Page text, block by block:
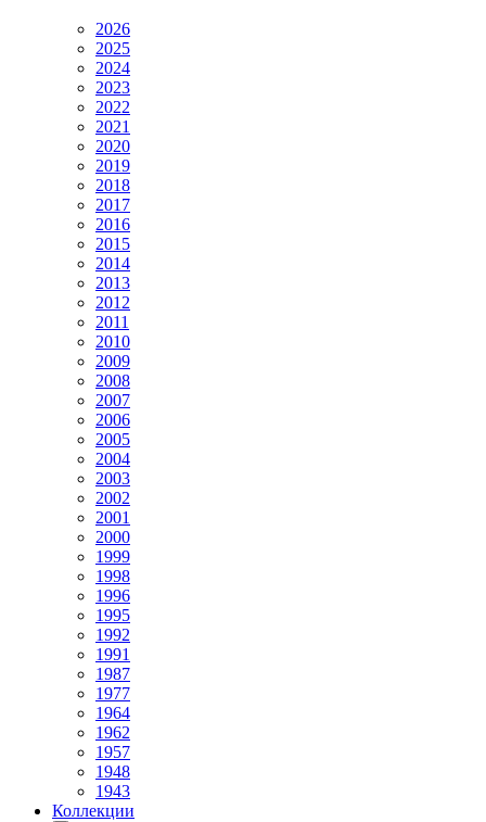
2026
2025
2024
2023
2022
2021
2020
2019
2018
2017
2016
2015
2014
2013
2012
2011
2010
2009
2008
2007
2006
2005
2004
2003
2002
2001
2000
1999
1998
1996
1995
1992
1991
1987
1977
1964
1962
1957
1948
1943
Коллекции